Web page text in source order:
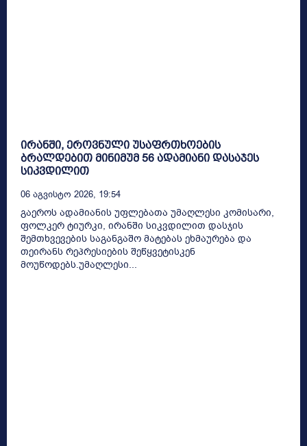
ირანში, ეროვნული უსაფრთხოების
ბრალდებით მინიმუმ 56 ადამიანი დასაჯეს
სიკვდილით
06 Აგვისტო 2026, 19:54
გაეროს ადამიანის უფლებათა უმაღლესი კომისარი,
ფოლკერ ტიურკი, ირანში სიკვდილით დასჯის
შემთხვევების საგანგაშო მატებას ეხმაურება და
თეირანს რეპრესიების შეწყვეტისკენ
მოუწოდებს.უმაღლესი...